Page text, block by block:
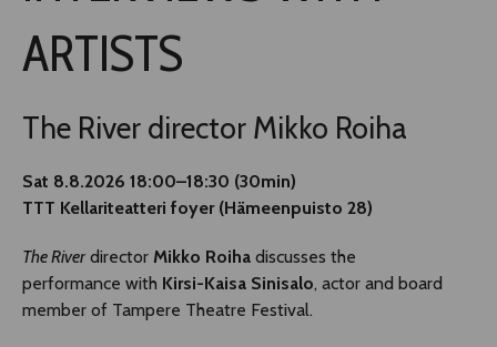
ARTISTS
The River director Mikko Roiha
Sat 8.8.2026 18:00–18:30 (30min)
TTT Kellariteatteri foyer (Hämeenpuisto 28)
The Riverdirector Mikko Roiha discusses the
performance with Kirsi-Kaisa Sinisalo, actor and board
member of Tampere Theatre Festival.